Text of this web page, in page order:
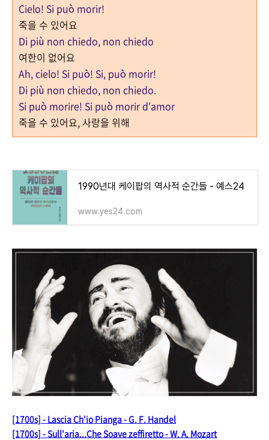
Cielo! Si può morir!
죽을 수 있어요
Di più non chiedo, non chiedo
여한이 없어요
Ah, cielo! Si può! Si, può morir!
Di più non chiedo, non chiedo.
Si può morire! Si può morir d'amor
죽을 수 있어요, 사랑을 위해
1990년대 케이팝의 역사적 순간들 - 예스24
www.yes24.com
[1700s] - Lascia Ch'io Pianga - G. F. Handel
[1700s] - Sull'aria...Che Soave zeffiretto - W. A. Mozart